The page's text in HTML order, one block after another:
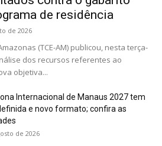
de residência
de 2026
(TCE-AM) publicou, nesta terça-
dos recursos referentes ao
objetiva...
Internacional de Manaus 2027 tem
e novo formato; confira as
de 2026